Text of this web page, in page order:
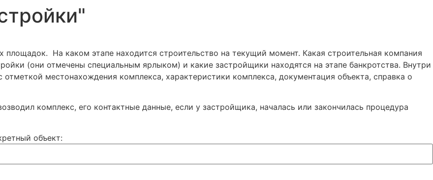
На каком этапе находится строительство на текущий момент. Какая строительная компания
(они отмечены специальным ярлыком) и какие застройщики находятся на этапе банкротства. Внутри
местонахождения комплекса, характеристики комплекса, документация объекта, справка о
комплекс, его контактные данные, если у застройщика, началась или закончилась процедура
объект: